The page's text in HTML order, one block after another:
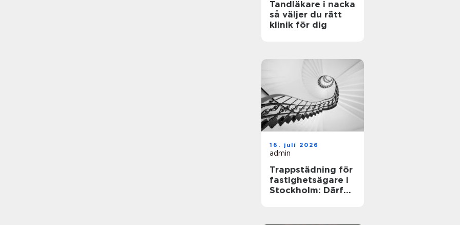
Tandläkare i nacka
så väljer du rätt
klinik för dig
16. juli 2026
admin
Trappstädning för
fastighetsägare i
Stockholm: Därför